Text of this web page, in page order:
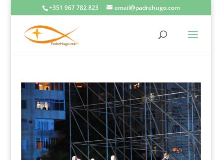
+351 967 782 823 email@padrehugo.com